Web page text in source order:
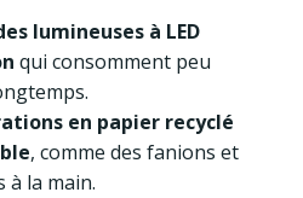
lumineuses à LED
qui consomment peu
en papier recyclé
, comme des fanions et
à la main.